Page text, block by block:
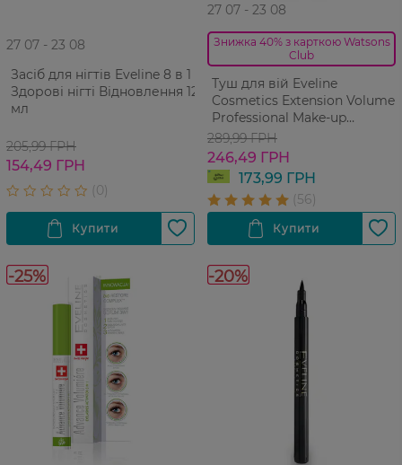
27 07 - 23 08
Засіб для нігтів Eveline 8 в 1
Здорові нігті Відновлення 12
мл
205,99 ГРН
154,49 ГРН
27 07 - 23 08
Знижка 40% з карткою Watsons
Club
Туш для вій Eveline
Cosmetics Extension Volume
Professional Make-up
Екстремальний Об'єм і
Подовження x10 10 мл
289,99 ГРН
246,49 ГРН
173,99 ГРН
-25% -20%